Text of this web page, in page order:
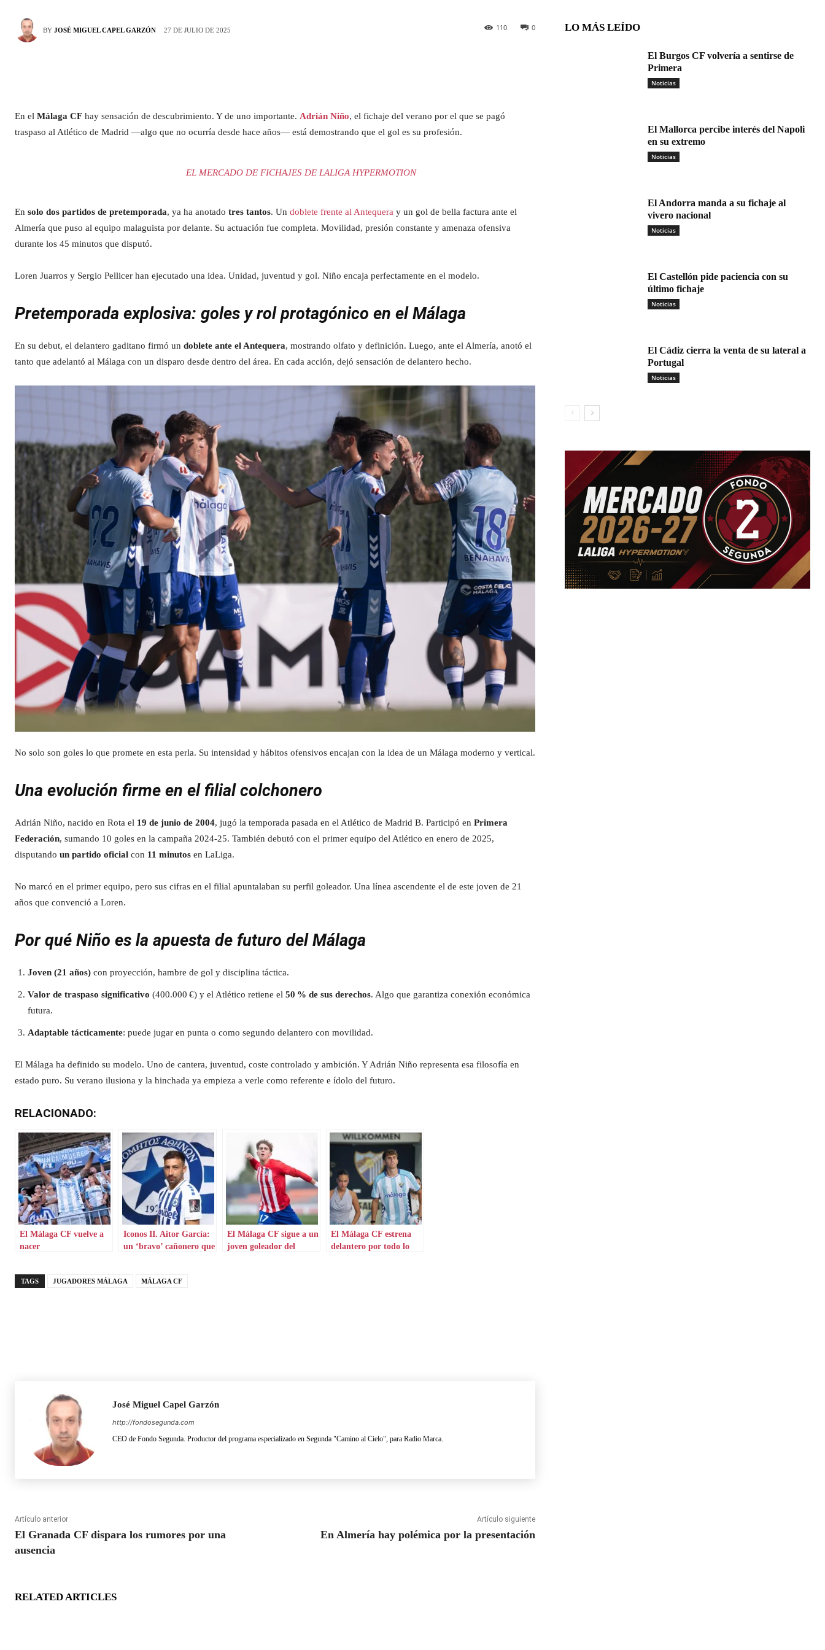
BY JOSÉ MIGUEL CAPEL GARZÓN 27 DE JULIO DE 2025 0
110
En el Málaga CF hay sensación de descubrimiento. Y de uno importante. Adrián Niño, el fichaje del verano por el que se pagó
traspaso al Atlético de Madrid —algo que no ocurría desde hace años— está demostrando que el gol es su profesión.
EL MERCADO DE FICHAJES DE LALIGA HYPERMOTION
En solo dos partidos de pretemporada, ya ha anotado tres tantos. Un doblete frente al Antequera y un gol de bella factura ante el
Almería que puso al equipo malaguista por delante. Su actuación fue completa. Movilidad, presión constante y amenaza ofensiva
durante los 45 minutos que disputó.
Loren Juarros y Sergio Pellicer han ejecutado una idea. Unidad, juventud y gol. Niño encaja perfectamente en el modelo.
Pretemporada explosiva: goles y rol protagónico en el Málaga
En su debut, el delantero gaditano firmó un doblete ante el Antequera, mostrando olfato y definición. Luego, ante el Almería, anotó el
tanto que adelantó al Málaga con un disparo desde dentro del área. En cada acción, dejó sensación de delantero hecho.
No solo son goles lo que promete en esta perla. Su intensidad y hábitos ofensivos encajan con la idea de un Málaga moderno y vertical.
Una evolución firme en el filial colchonero
Adrián Niño, nacido en Rota el 19 de junio de 2004, jugó la temporada pasada en el Atlético de Madrid B. Participó en Primera
Federación, sumando 10 goles en la campaña 2024‑25. También debutó con el primer equipo del Atlético en enero de 2025,
disputando un partido oficial con 11 minutos en LaLiga.
No marcó en el primer equipo, pero sus cifras en el filial apuntalaban su perfil goleador. Una línea ascendente el de este joven de 21
años que convenció a Loren.
Por qué Niño es la apuesta de futuro del Málaga
Joven (21 años) con proyección, hambre de gol y disciplina táctica.
Valor de traspaso significativo (400.000 €) y el Atlético retiene el 50 % de sus derechos. Algo que garantiza conexión económica
futura.
Adaptable tácticamente: puede jugar en punta o como segundo delantero con movilidad.
El Málaga ha definido su modelo. Uno de cantera, juventud, coste controlado y ambición. Y Adrián Niño representa esa filosofía en
estado puro. Su verano ilusiona y la hinchada ya empieza a verle como referente e ídolo del futuro.
RELACIONADO:
El Málaga CF vuelve a
nacer
Iconos II. Aitor García:
un ‘bravo’ cañonero que
El Málaga CF sigue a un
joven goleador del
El Málaga CF estrena
delantero por todo lo
TAGS JUGADORES MÁLAGA MÁLAGA CF
José Miguel Capel Garzón
http://fondosegunda.com
CEO de Fondo Segunda. Productor del programa especializado en Segunda "Camino al Cielo", para Radio Marca.
Artículo anterior
El Granada CF dispara los rumores por una
ausencia
Artículo siguiente
En Almería hay polémica por la presentación
RELATED ARTICLES
LO MÁS LEÍDO
El Burgos CF volvería a sentirse de
Primera
Noticias
El Mallorca percibe interés del Napoli
en su extremo
Noticias
El Andorra manda a su fichaje al
vivero nacional
Noticias
El Castellón pide paciencia con su
último fichaje
Noticias
El Cádiz cierra la venta de su lateral a
Portugal
Noticias